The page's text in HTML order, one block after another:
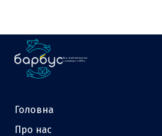
Ваш надійний партнер
у зоотоварах з 2000 р.
Головна
Про нас